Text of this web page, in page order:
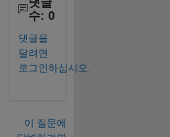
수: 0
댓글을
달려면
로그인하십시오.
이 질문에